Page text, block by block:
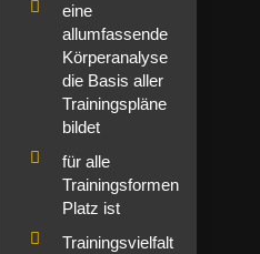
eine
allumfassende
Körperanalyse
die Basis aller
Trainingspläne
bildet
für alle
Trainingsformen
Platz ist
Trainingsvielfalt